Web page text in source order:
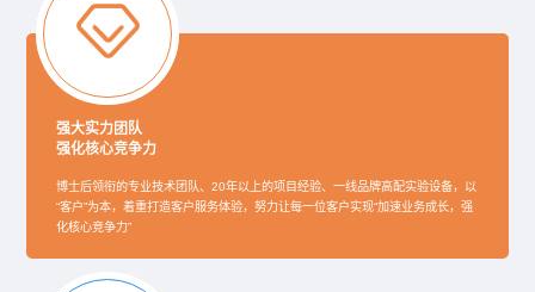
强大实力团队
强化核心竞争力
博士后领衔的专业技术团队、20年以上的项目经验、一线品牌高配实验设备，以
“客户”为本，着重打造客户服务体验，努力让每一位客户实现“加速业务成长，强
化核心竞争力”